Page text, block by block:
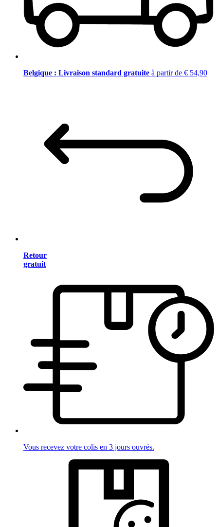
Belgique : Livraison standard gratuite à partir de € 54,90
Retour
gratuit
Vous recevez votre colis en 3 jours ouvrés.